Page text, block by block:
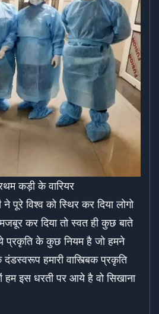
कड़ी के वारियर
ने पूरे विश्व को स्थिर कर दिया लोगो
कर दिया तो स्वत ही कुछ बाते
के कुछ नियम है जो हमने
हमारी वास्त्बिक प्रकृति
हम इस धरती पर आये है वो सिखाना